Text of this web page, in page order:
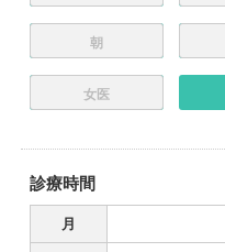
朝
女医
診療時間
月